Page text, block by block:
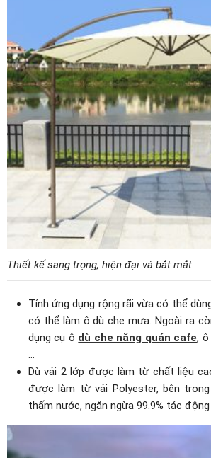
Thiết kế sang trọng, hiện đại và bắt mắt
Tính ứng dụng rộng rãi vừa có thể
có thể làm ô dù che mưa. Ngoài ra
dụng cụ ô dù che nắng quán cafe, ô
…
Dù vải 2 lớp được làm từ chất liệu
được làm từ vải Polyester, bên
thấm nước, ngăn ngừa 99.9% tác